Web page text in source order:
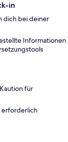
in
dich bei deiner
Informationen
für
erforderlich